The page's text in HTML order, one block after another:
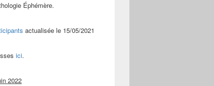
Éphémère.
actualisée le 15/05/2021
ici.
2022